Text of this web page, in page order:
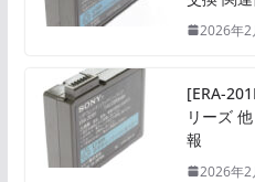
2026年2
[ERA-
リーズ
報
2026年2